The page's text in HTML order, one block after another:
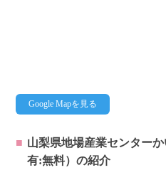
Google Mapを見る
山梨県地場産業センター
有:無料）の紹介